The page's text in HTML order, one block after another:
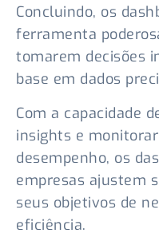
Concluindo, os
ferramenta
tomarem decisões
base em dados
Com a capacidade
insights e
desempenho, os
empresas ajustem
seus objetivos de
eficiência.